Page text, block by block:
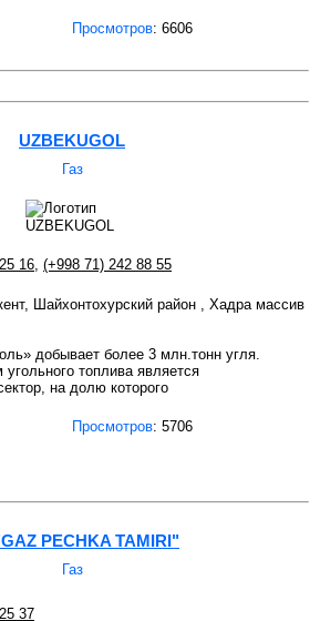
Просмотров: 6606
UZBEKUGOL
Газ
16 (+998 71) 242 88 55
Шайхонтохурский район , Хадра массив
добывает более 3 млн.тонн угля.
топлива является
на долю которого
Просмотров: 5706
PECHKA TAMIRI"
Газ
37